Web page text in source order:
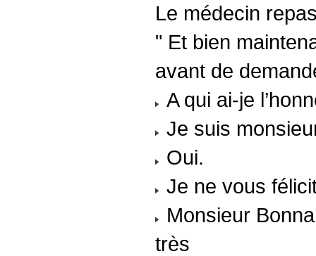
Le médecin
" Et bien
avant de
A qui ai-je
Je suis
Oui.
Je ne vous
Monsieur
très